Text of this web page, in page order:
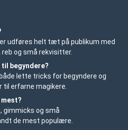
udføres helt tæt på publikum med
og små rekvisitter.
begyndere?
lette tricks for begyndere og
til erfarne magikere.
gimmicks og små
de mest populære.